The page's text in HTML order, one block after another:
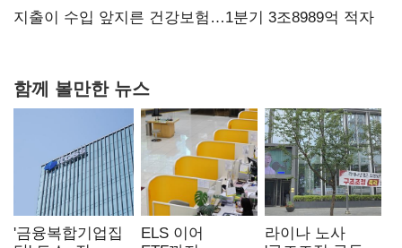
협력
지출이 수입 앞지른 건강보험…1분기 3조8989억 적자
함께 볼만한 뉴스
'금융복합기업집
ELS 이어
라이나 노사